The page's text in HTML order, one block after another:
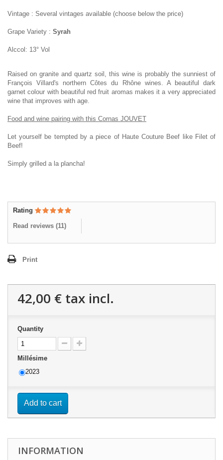
Vintage : Several vintages available (choose below the price)
Grape Variety : Syrah
Alccol: 13° Vol
Raised on granite and quartz soil, this wine is probably the sunniest of
François Villard's northern Côtes du Rhône wines. A beautiful dark
garnet colour with beautiful red fruit aromas makes it a very appreciated
wine that improves with age.
Food and wine pairing with this Cornas JOUVET
Let yourself be tempted by a piece of Haute Couture Beef like Filet of
Beef!
Simply grilled a la plancha!
Rating
Read reviews (11)
Print
42,00 € tax incl.
Quantity
Millésime
2023
Add to cart
INFORMATION